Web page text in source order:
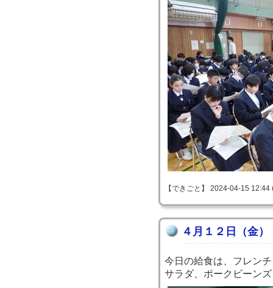
【できごと】 2024-04-15
４月１２日（金）
今日の給食は、フレン
サラダ、ポークビーン